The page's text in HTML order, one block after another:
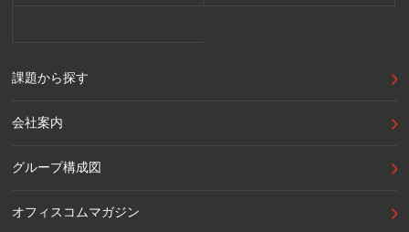
課題から探す
会社案内
グループ構成図
オフィスコムマガジン